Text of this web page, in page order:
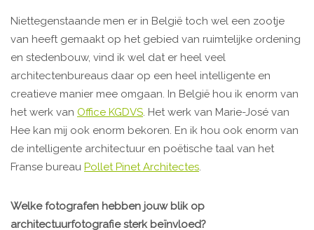
Niettegenstaande men er in België toch wel een zootje
van heeft gemaakt op het gebied van ruimtelijke ordening
en stedenbouw, vind ik wel dat er heel veel
architectenbureaus daar op een heel intelligente en
creatieve manier mee omgaan. In België hou ik enorm van
het werk van Office KGDVS. Het werk van Marie-José van
Hee kan mij ook enorm bekoren. En ik hou ook enorm van
de intelligente architectuur en poëtische taal van het
Franse bureau Pollet Pinet Architectes.
Welke fotografen hebben jouw blik op
architectuurfotografie sterk beïnvloed?